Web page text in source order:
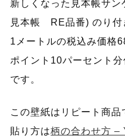
新しくなった見本帳サ
見本帳 RE品番) のり
1メートルの税込み価格
ポイント10パーセント
です。
この壁紙はリピート商
貼り方は柄の合わせ方 –